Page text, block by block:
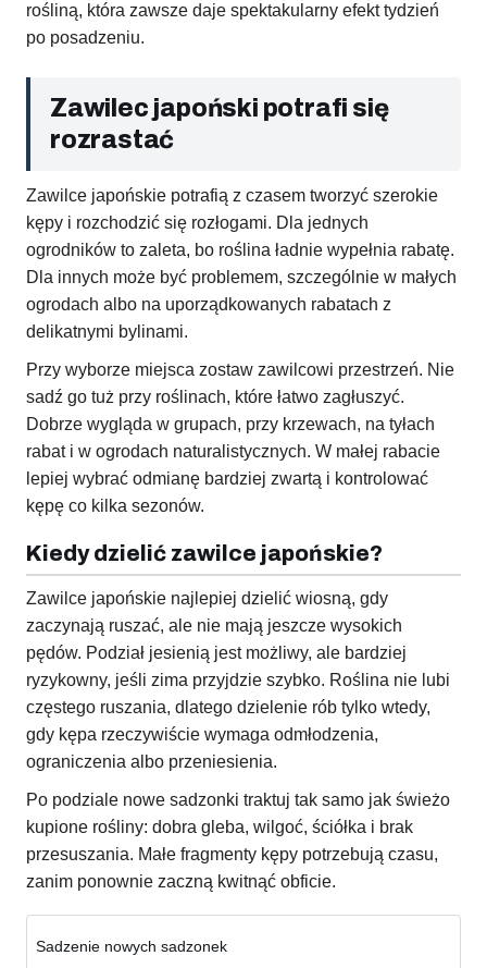
rośliną, która zawsze daje spektakularny efekt tydzień
po posadzeniu.
Zawilec japoński potrafi się
rozrastać
Zawilce japońskie potrafią z czasem tworzyć szerokie
kępy i rozchodzić się rozłogami. Dla jednych
ogrodników to zaleta, bo roślina ładnie wypełnia rabatę.
Dla innych może być problemem, szczególnie w małych
ogrodach albo na uporządkowanych rabatach z
delikatnymi bylinami.
Przy wyborze miejsca zostaw zawilcowi przestrzeń. Nie
sadź go tuż przy roślinach, które łatwo zagłuszyć.
Dobrze wygląda w grupach, przy krzewach, na tyłach
rabat i w ogrodach naturalistycznych. W małej rabacie
lepiej wybrać odmianę bardziej zwartą i kontrolować
kępę co kilka sezonów.
Kiedy dzielić zawilce japońskie?
Zawilce japońskie najlepiej dzielić wiosną, gdy
zaczynają ruszać, ale nie mają jeszcze wysokich
pędów. Podział jesienią jest możliwy, ale bardziej
ryzykowny, jeśli zima przyjdzie szybko. Roślina nie lubi
częstego ruszania, dlatego dzielenie rób tylko wtedy,
gdy kępa rzeczywiście wymaga odmłodzenia,
ograniczenia albo przeniesienia.
Po podziale nowe sadzonki traktuj tak samo jak świeżo
kupione rośliny: dobra gleba, wilgoć, ściółka i brak
przesuszania. Małe fragmenty kępy potrzebują czasu,
zanim ponownie zaczną kwitnąć obficie.
Sadzenie nowych sadzonek